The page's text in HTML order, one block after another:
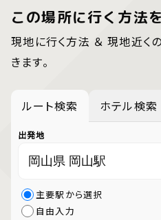
この場所に行く方法
現地に行く方法 ＆ 現地近く
きます。
ルート検索 ホテル検索
出発地
主要駅から選択
自由入力